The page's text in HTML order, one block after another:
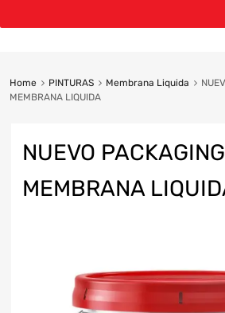
content
Home PINTURAS Membrana Liquida
MEMBRANA LIQUIDA
NUEVO
MEMBRANA